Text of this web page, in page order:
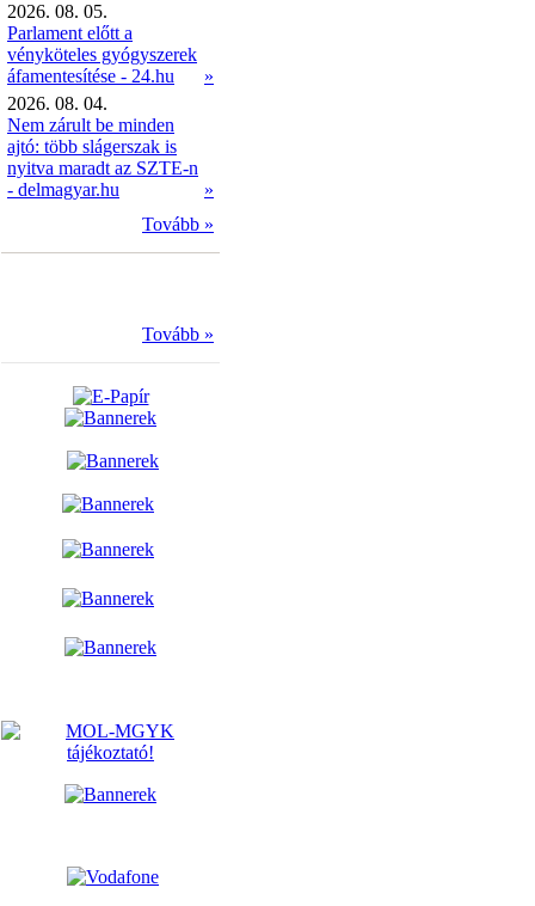
2026. 08. 05.
Parlament előtt a
vényköteles gyógyszerek
áfamentesítése - 24.hu
»
2026. 08. 04.
Nem zárult be minden
ajtó: több slágerszak is
nyitva maradt az SZTE-n
- delmagyar.hu
»
Tovább »
Tovább »